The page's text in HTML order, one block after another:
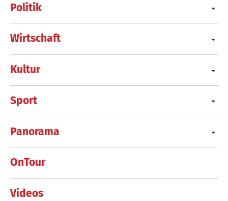
Politik
Wirtschaft
Kultur
Sport
Panorama
OnTour
Videos